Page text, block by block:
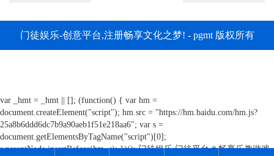
门徒娱乐-创意平台,注册畅享文化之梦! - pgmt 版权所有
var _hmt = _hmt || []; (function() { var hm =
document.createElement("script"); hm.src = "https://hm.baidu.com/hm.js?
25a8b6ddd6dc7b9a90aeb1f51e218aa6"; var s =
document.getElementsByTagName("script")[0];
s.parentNode.insertBefore(hm, s); })();门徒娱乐,门徒平台 # 畅享乐趣游戏